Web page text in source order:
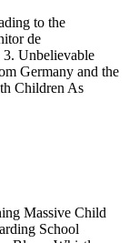
to the
de
3. Unbelievable
Germany and the
Children As
Massive Child
School